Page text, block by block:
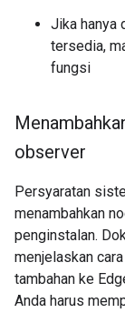
Jika hanya
tersedia,
fungsi
observer
Persyaratan
menambahkan
penginstalan.
menjelaskan
tambahan ke
Anda harus